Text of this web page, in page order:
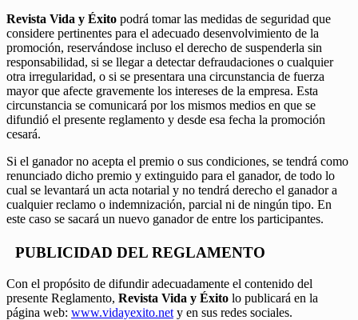
Revista Vida y Éxito podrá tomar las medidas de seguridad que
considere pertinentes para el adecuado desenvolvimiento de la
promoción, reservándose incluso el derecho de suspenderla sin
responsabilidad, si se llegar a detectar defraudaciones o cualquier
otra irregularidad, o si se presentara una circunstancia de fuerza
mayor que afecte gravemente los intereses de la empresa. Esta
circunstancia se comunicará por los mismos medios en que se
difundió el presente reglamento y desde esa fecha la promoción
cesará.
Si el ganador no acepta el premio o sus condiciones, se tendrá como
renunciado dicho premio y extinguido para el ganador, de todo lo
cual se levantará un acta notarial y no tendrá derecho el ganador a
cualquier reclamo o indemnización, parcial ni de ningún tipo. En
este caso se sacará un nuevo ganador de entre los participantes.
PUBLICIDAD DEL REGLAMENTO
Con el propósito de difundir adecuadamente el contenido del
presente Reglamento, Revista Vida y Éxito lo publicará en la
página web: www.vidayexito.net y en sus redes sociales.